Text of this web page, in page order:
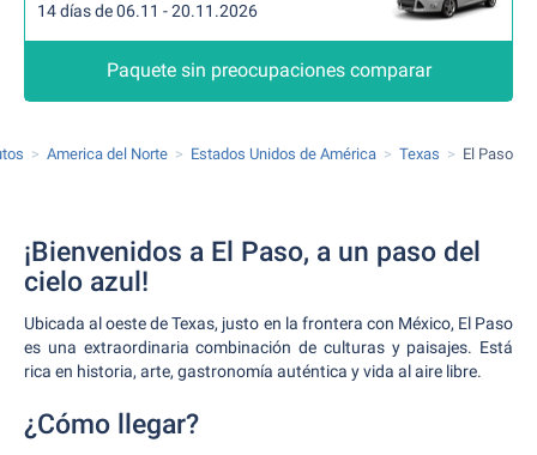
14 días de 06.11 - 20.11.2026
Paquete sin preocupaciones comparar
America del Norte Estados Unidos de América Texas El Paso
¡Bienvenidos a El Paso, a un paso del
cielo azul!
Ubicada al oeste de Texas, justo en la frontera con México, El Paso
es una extraordinaria combinación de culturas y paisajes. Está
rica en historia, arte, gastronomía auténtica y vida al aire libre.
¿Cómo llegar?